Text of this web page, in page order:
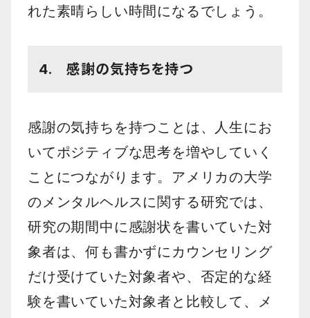
れた素晴らしい時間になるでしょう。
4. 感謝の気持ちを持つ
感謝の気持ちを持つことは、人生にお
いてポジティブな思考を増やしていく
ことにつながります。アメリカの大学
のメンタルヘルスに関する研究では、
研究の期間中に感謝状を書いていた対
象者は、何も書かずにカウンセリング
だけ受けていた対象者や、否定的な経
験を書いていた対象者と比較して、メ